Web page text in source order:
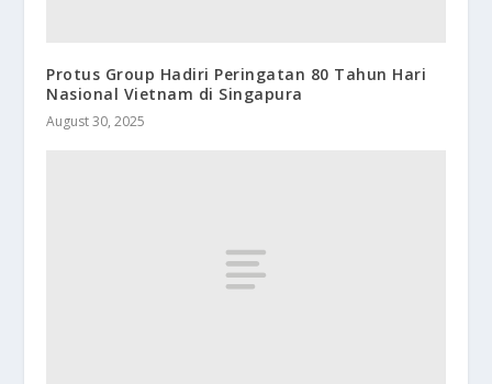
Protus Group Hadiri Peringatan 80 Tahun Hari
Nasional Vietnam di Singapura
August 30, 2025